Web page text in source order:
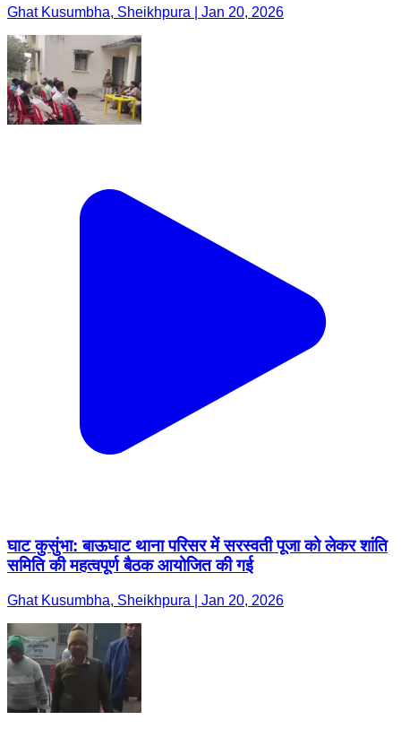
Ghat Kusumbha, Sheikhpura | Jan 20, 2026
घाट कुसुंभा: बाऊघाट थाना परिसर में सरस्वती पूजा को लेकर शांति
समिति की महत्वपूर्ण बैठक आयोजित की गई
Ghat Kusumbha, Sheikhpura | Jan 20, 2026